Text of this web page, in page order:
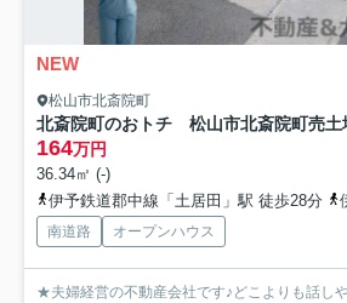
NEW
松山市北斎院町
北斎院町のおトチ 松山市北斎院町売土
164万円
36.34㎡ (-)
伊予鉄道郡中線「土居田」駅 徒歩28分
南道路 オープンハウス
★夫婦経営の不動産会社です♪どこよりも話し